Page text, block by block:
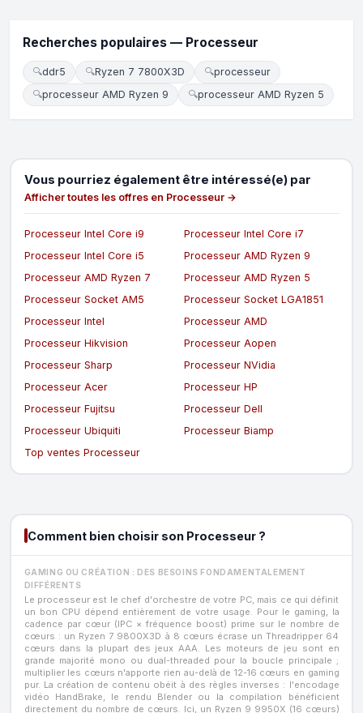
Recherches populaires — Processeur
🔍ddr5 🔍Ryzen 7 7800X3D 🔍processeur
🔍processeur AMD Ryzen 9 🔍processeur AMD Ryzen 5
Vous pourriez également être intéressé(e) par
Afficher toutes les offres en Processeur →
Processeur Intel Core i9
Processeur Intel Core i7
Processeur Intel Core i5
Processeur AMD Ryzen 9
Processeur AMD Ryzen 7
Processeur AMD Ryzen 5
Processeur Socket AM5
Processeur Socket LGA1851
Processeur Intel
Processeur AMD
Processeur Hikvision
Processeur Aopen
Processeur Sharp
Processeur NVidia
Processeur Acer
Processeur HP
Processeur Fujitsu
Processeur Dell
Processeur Ubiquiti
Processeur Biamp
Top ventes Processeur
Comment bien choisir son Processeur ?
GAMING OU CRÉATION : DES BESOINS FONDAMENTALEMENT
DIFFÉRENTS
Le processeur est le chef d'orchestre de votre PC, mais ce qui définit
un bon CPU dépend entièrement de votre usage. Pour le gaming, la
cadence par cœur (IPC × fréquence boost) prime sur le nombre de
cœurs : un Ryzen 7 9800X3D à 8 cœurs écrase un Threadripper 64
cœurs dans la plupart des jeux AAA. Les moteurs de jeu sont en
grande majorité mono ou dual-threaded pour la boucle principale ;
multiplier les cœurs n'apporte rien au-delà de 12-16 cœurs en gaming
pur. La création de contenu obéit à des règles inverses : l'encodage
vidéo HandBrake, le rendu Blender ou la compilation bénéficient
directement du nombre de cœurs. Ici, un Ryzen 9 9950X (16 cœurs)